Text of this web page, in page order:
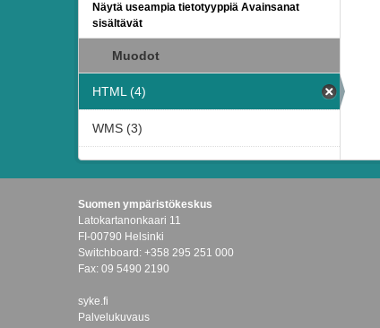
Näytä useampia tietotyyppiä Avainsanat
sisältävät
Muodot
HTML (4)
WMS (3)
Suomen ympäristökeskus
Latokartanonkaari 11
FI-00790 Helsinki
Switchboard: +358 295 251 000
Fax: 09 5490 2190
syke.fi
Palvelukuvaus